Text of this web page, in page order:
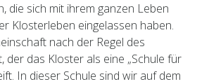
die sich mit ihrem ganzen Leben
Klosterleben eingelassen haben.
nach der Regel des
der das Kloster als eine „Schule für
In dieser Schule sind wir auf dem